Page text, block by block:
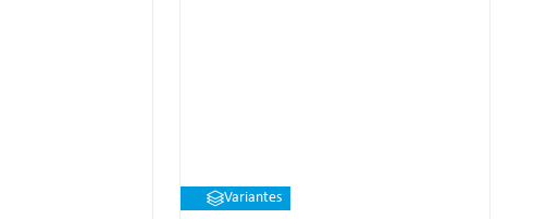
Variantes